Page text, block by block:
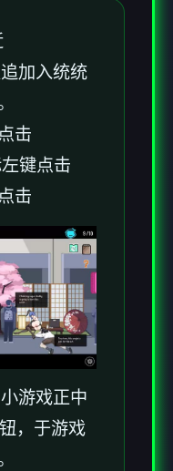
加入统统
击
键点击
击
游戏正中
，于游戏